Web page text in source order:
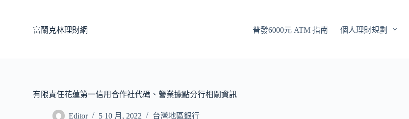
富蘭克林理財網 普發6000元 ATM 指南 個人理財規劃
有限責任花蓮第一信用合作社代碼、營業據點分行相關資訊
Editor 5 10 月, 2022 台灣地區銀行